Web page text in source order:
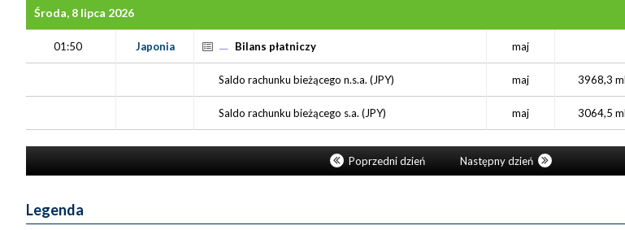
Środa, 8 lipca 2026
01:50 Japonia Bilans płatniczy maj
Saldo rachunku bieżącego n.s.a. (JPY) maj 3968,3
Saldo rachunku bieżącego s.a. (JPY) maj 3064,5
Poprzedni dzień Następny dzień
Legenda